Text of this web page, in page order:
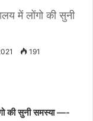
में लोंगो की सुनी
191
की सुनी समस्या —-